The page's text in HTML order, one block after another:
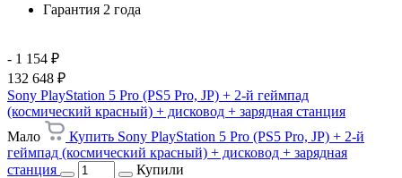
Гарантия 2 года
- 1 154 ₽
132 648 ₽
Sony PlayStation 5 Pro (PS5 Pro, JP) + 2-й геймпад
(космический красный) + дисковод + зарядная станция
Мало
Купить Sony PlayStation 5 Pro (PS5 Pro, JP) + 2-й
геймпад (космический красный) + дисковод + зарядная
станция
Купили